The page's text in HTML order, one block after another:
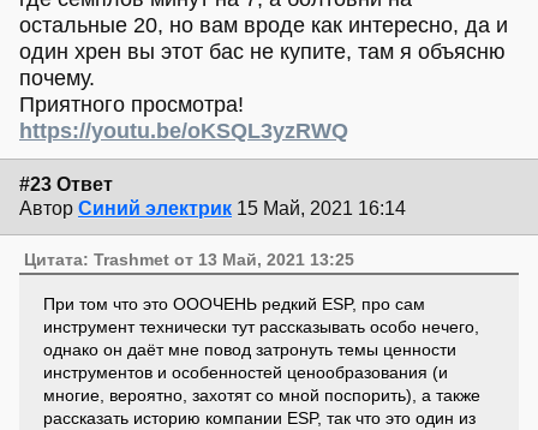
остальные 20, но вам вроде как интересно, да и
один хрен вы этот бас не купите, там я объясню
почему.
Приятного просмотра!
https://youtu.be/oKSQL3yzRWQ
#23 Ответ
Автор Синий электрик 15 Май, 2021 16:14
Цитата: Trashmet от 13 Май, 2021 13:25
При том что это ОООЧЕНЬ редкий ESP, про сам
инструмент технически тут рассказывать особо нечего,
однако он даёт мне повод затронуть темы ценности
инструментов и особенностей ценообразования (и
многие, вероятно, захотят со мной поспорить), а также
рассказать историю компании ESP, так что это один из